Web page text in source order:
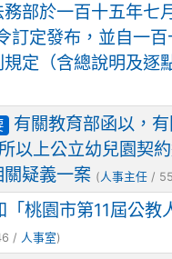
部於一百十五年七
訂定發布，並自一
定（含總說明及逐
有關教育部函以，
以上公立幼兒園契
關疑義一案 (人事主任 /
「桃園市第11屆公教
/ 人事室)